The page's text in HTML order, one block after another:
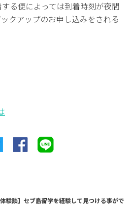
る便によっては到着時刻が夜間
クアップのお申し込みをされる
体験談】セブ島留学を経験して見つける事がで